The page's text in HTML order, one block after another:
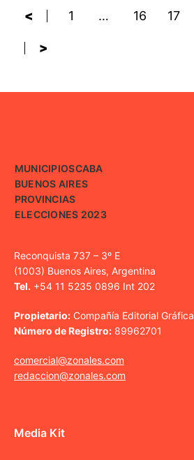
< 1 … 16 17
>
MUNICIPIOSCABA
BUENOS AIRES
PROVINCIAS
ELECCIONES 2023
Reconquista 737 – 3º E
(1003) Buenos Aires, Argentina
Tel. +54 11 5235 0896 Int 202
Propietario: Compañía Editorial
Número de Registro: 89962701
comercial@zonales.com
redaccion@zonales.com
Media Kit